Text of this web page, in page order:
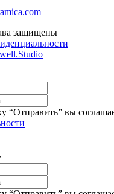
защищены
“Отправить” вы